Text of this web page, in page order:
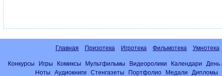
Главная Призотека Игротека Фильмотека Умнотека
Конкурсы Игры Комиксы Мультфильмы Видеоролики Календари
День
Ноты
Аудиокниги Стенгазеты Портфолио Медали Дипломы